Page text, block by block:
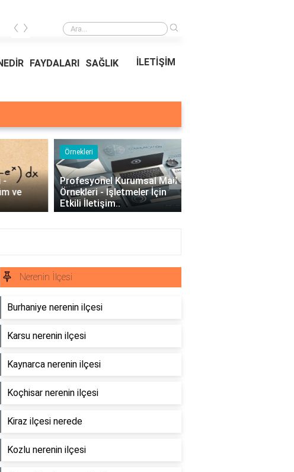
Ödeal Müşteri Hizmetleri
‹ ›
FAYDALARI SAĞLIK İLETİŞİM
Örnekleri
Profesyonel Kurumsal Mail
Örnekleri - İşletmeler İçin
Etkili İletişim..
›
Nerenin İlçesi
Burhaniye nerenin ilçesi
Karsu nerenin ilçesi
Kaynarca nerenin ilçesi
Koçhisar nerenin ilçesi
Kiraz ilçesi nerede
Kozlu nerenin ilçesi